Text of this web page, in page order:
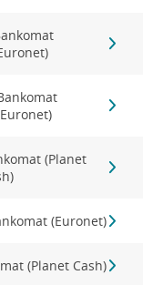
(Planet
(Euronet)
(Planet Cash)